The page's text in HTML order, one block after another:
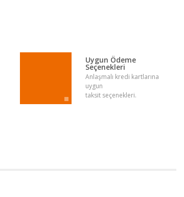
Uygun Ödeme
Seçenekleri
Anlaşmalı kredi kartlarına
uygun
taksit seçenekleri.